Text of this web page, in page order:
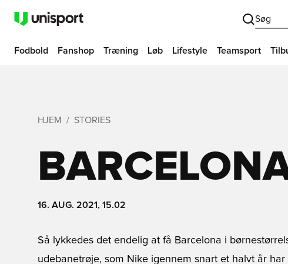
Søg
Fodbold Fanshop Træning Løb Lifestyle Teamsport
HJEM STORIES
16. AUG. 2021, 15.02
Så lykkedes det endelig at få Barcelona i
udebanetrøje, som Nike igennem snart et halvt år